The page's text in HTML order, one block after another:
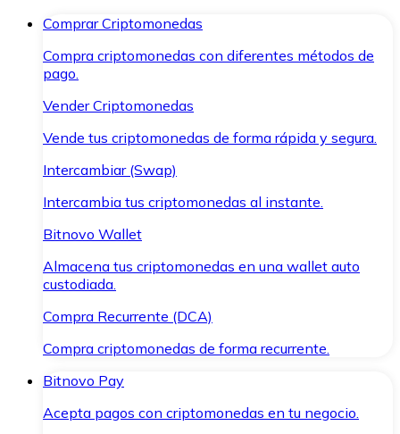
Comprar Criptomonedas
Compra criptomonedas con diferentes métodos de
pago.
Vender Criptomonedas
Vende tus criptomonedas de forma rápida y segura.
Intercambiar (Swap)
Intercambia tus criptomonedas al instante.
Bitnovo Wallet
Almacena tus criptomonedas en una wallet auto
custodiada.
Compra Recurrente (DCA)
Compra criptomonedas de forma recurrente.
Bitnovo Pay
Acepta pagos con criptomonedas en tu negocio.